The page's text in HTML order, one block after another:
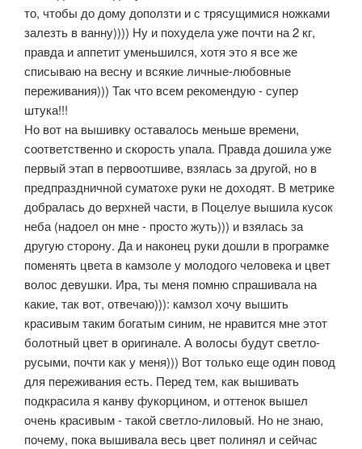
то, чтобы до дому доползти и с трясущимися ножками
залезть в ванну)))) Ну и похудела уже почти на 2 кг,
правда и аппетит уменьшился, хотя это я все же
списываю на весну и всякие личные-любовные
переживания))) Так что всем рекомендую - супер
штука!!!
Но вот на вышивку оставалось меньше времени,
соответственно и скорость упала. Правда дошила уже
первый этап в первоотшиве, взялась за другой, но в
предпраздничной суматохе руки не доходят. В метрике
добралась до верхней части, в Поцелуе вышила кусок
неба (надоел он мне - просто жуть))) и взялась за
другую сторону. Да и наконец руки дошли в програмке
поменять цвета в камзоле у молодого человека и цвет
волос девушки. Ира, ты меня помню спрашивала на
какие, так вот, отвечаю))): камзол хочу вышить
красивым таким богатым синим, не нравится мне этот
болотный цвет в оригинале. А волосы будут светло-
русыми, почти как у меня))) Вот только еще один повод
для переживания есть. Перед тем, как вышивать
подкрасила я канву фукорцином, и оттенок вышел
очень красивым - такой светло-лиловый. Но не знаю,
почему, пока вышивала весь цвет полинял и сейчас